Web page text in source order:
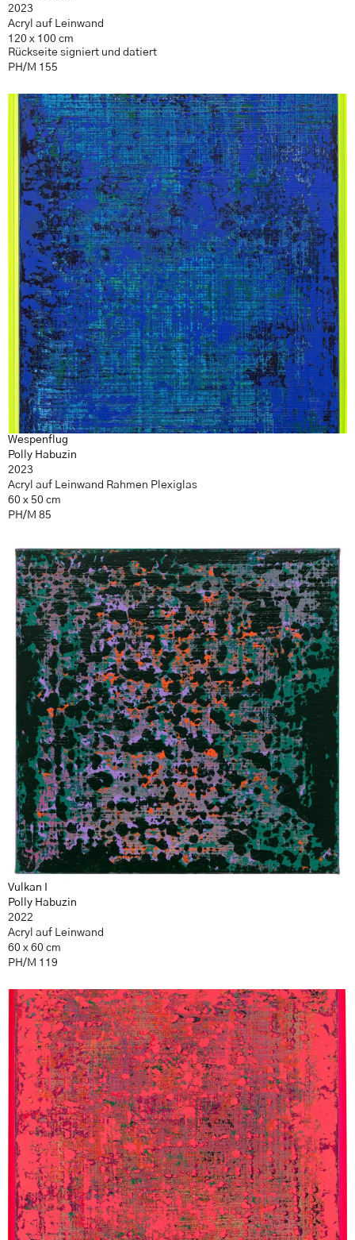
2023
Acryl auf Leinwand
120 x 100 cm
Rückseite signiert und datiert
PH/M 155
Wespenflug
Polly Habuzin
2023
Acryl auf Leinwand Rahmen Plexiglas
60 x 50 cm
PH/M 85
Vulkan I
Polly Habuzin
2022
Acryl auf Leinwand
60 x 60 cm
PH/M 119